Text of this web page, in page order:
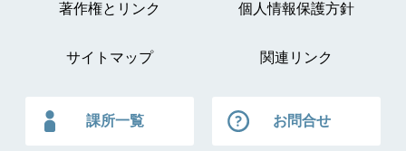
著作権とリンク 個人情報保護方針
サイトマップ 関連リンク
課所一覧 お問合せ